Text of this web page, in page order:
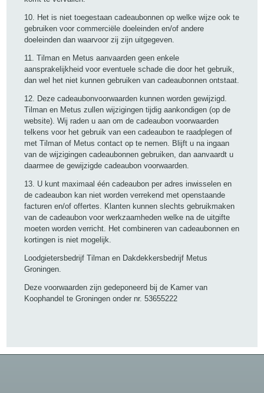
10. Het is niet toegestaan cadeaubonnen op welke wijze ook te
gebruiken voor commerciële doeleinden en/of andere
doeleinden dan waarvoor zij zijn uitgegeven.
11. Tilman en Metus aanvaarden geen enkele
aansprakelijkheid voor eventuele schade die door het gebruik,
dan wel het niet kunnen gebruiken van cadeaubonnen ontstaat.
12. Deze cadeaubonvoorwaarden kunnen worden gewijzigd.
Tilman en Metus zullen wijzigingen tijdig aankondigen (op de
website). Wij raden u aan om de cadeaubon voorwaarden
telkens voor het gebruik van een cadeaubon te raadplegen of
met Tilman of Metus contact op te nemen. Blijft u na ingaan
van de wijzigingen cadeaubonnen gebruiken, dan aanvaardt u
daarmee de gewijzigde cadeaubon voorwaarden.
13. U kunt maximaal één cadeaubon per adres inwisselen en
de cadeaubon kan niet worden verrekend met openstaande
facturen en/of offertes. Klanten kunnen slechts gebruikmaken
van de cadeaubon voor werkzaamheden welke na de uitgifte
moeten worden verricht. Het combineren van cadeaubonnen en
kortingen is niet mogelijk.
Loodgietersbedrijf Tilman en Dakdekkersbedrijf Metus
Groningen.
Deze voorwaarden zijn gedeponeerd bij de Kamer van
Koophandel te Groningen onder nr. 53655222